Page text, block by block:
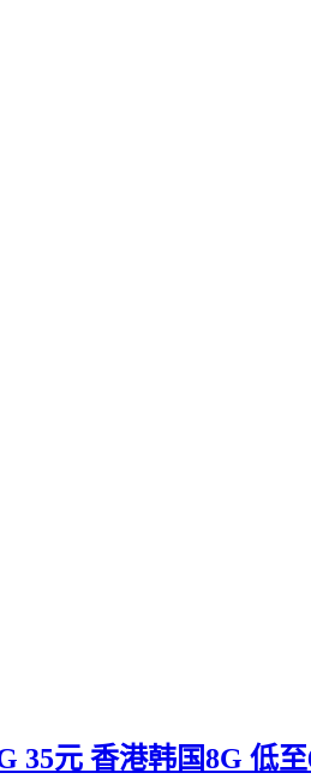
35元 香港韩国8G 低